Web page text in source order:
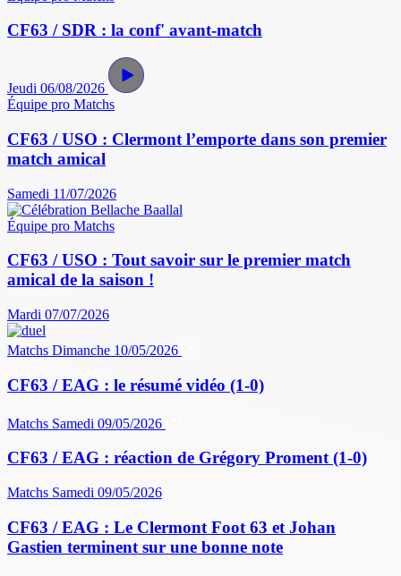
CF63 / SDR : la conf' avant-match
Jeudi 06/08/2026
Équipe pro Matchs
CF63 / USO : Clermont l’emporte dans son premier
match amical
Samedi 11/07/2026
Équipe pro Matchs
CF63 / USO : Tout savoir sur le premier match
amical de la saison !
Mardi 07/07/2026
Matchs Dimanche 10/05/2026
CF63 / EAG : le résumé vidéo (1-0)
Matchs Samedi 09/05/2026
CF63 / EAG : réaction de Grégory Proment (1-0)
Matchs Samedi 09/05/2026
CF63 / EAG : Le Clermont Foot 63 et Johan
Gastien terminent sur une bonne note